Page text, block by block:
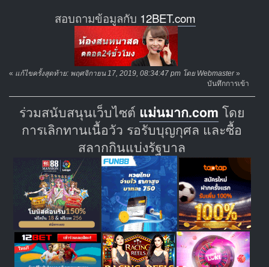
สอบถามข้อมูลกับ 12BET.com
« แก้ไขครั้งสุดท้าย: พฤศจิกายน 17, 2019, 08:34:47 pm โดย Webmaster»
บันทึกการเข้า
ร่วมสนับสนุนเว็บไซต์ แม่นมาก.com โดย
การเลิกทานเนื้อวัว รอรับบุญกุศล และซื้อ
สลากกินแบ่งรัฐบาล